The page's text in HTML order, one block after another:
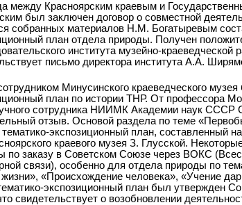
между Красноярским краевым и
был заключен договор о совместной
собранных материалов Н.М. Богатыревым
план отдела природы. Получен
института музейно-
письмо директора института А.А.
Минусинского краеведческого
план по истории ТНР. От профессора
сотрудника НИИМК Академии наук СССР
отзыв. Основой раздела по теме
экспозиционный план, составленный
краевого музея З. Глусской.
по заказу в Советском Союзе через ВОКС
связи), особенно для отдела природы по
«Происхождение человека», «Учение
экспозиционный план был утвержден
свидетельствует о возобновлении